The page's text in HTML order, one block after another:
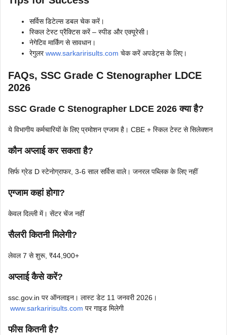
सर्विस डिटेल्स डबल चेक करें।
स्किल टेस्ट प्रैक्टिस करें – स्पीड और एक्यूरेसी।
नेगेटिव मार्किंग से सावधान।
रेगुलरwww.sarkaririsults.com चेक करें अपडेट्स के लिए।
FAQs, SSC Grade C Stenographer LDCE
2026
SSC Grade C Stenographer LDCE 2026 क्या है?
ये विभागीय कर्मचारियों के लिए प्रमोशन एग्जाम है। CBE + स्किल टेस्ट से सिलेक्शन
कौन अप्लाई कर सकता है?
सिर्फ ग्रेड D स्टेनोग्राफर, 3-6 साल सर्विस वाले। जनरल पब्लिक के लिए नहीं
एग्जाम कहां होगा?
केवल दिल्ली में। सेंटर चेंज नहीं
सैलरी कितनी मिलेगी?
लेवल 7 से शुरू, ₹44,900+​
अप्लाई कैसे करें?
ssc.gov.in पर ऑनलाइन। लास्ट डेट 11 जनवरी 2026।
www.sarkaririsults.com पर गाइड मिलेगी
फीस कितनी है?